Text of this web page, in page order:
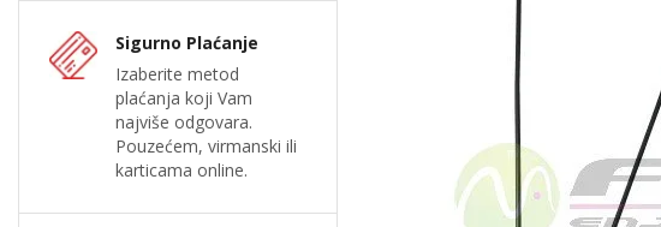
Sigurno Plaćanje
Izaberite metod
plaćanja koji Vam
najviše odgovara.
Pouzećem, virmanski ili
karticama online.